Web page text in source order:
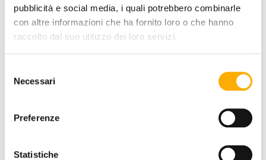
pubblicità e social media, i quali potrebbero combinarle
con altre informazioni che ha fornito loro o che hanno
raccolto dal suo utilizzo dei loro servizi.
delNecessari
Preferenze
Statistiche
TOP FINISH: